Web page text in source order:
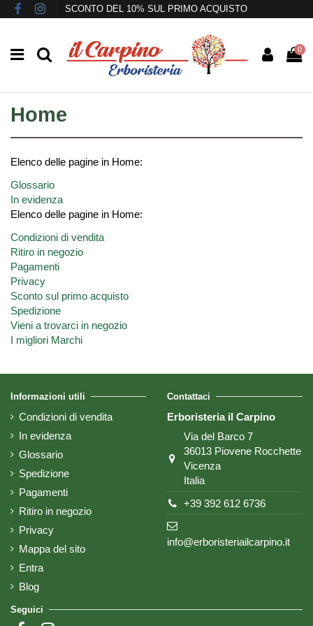
SCONTO DEL 10% SUL PRIMO ACQUISTO
0
Home
Elenco delle pagine in Home:
Glossario
In evidenza
Elenco delle pagine in Home:
Condizioni di vendita
Ritiro in negozio
Pagamenti
Privacy
Sconto sul primo acquisto
Spedizione
Vieni a trovarci in negozio
I migliori Marchi
Informazioni utili
Condizioni di vendita
In evidenza
Glossario
Spedizione
Pagamenti
Ritiro in negozio
Privacy
Mappa del sito
Entra
Blog
Contattaci
Erboristeria il Carpino
Via del Barco 7
36013 Piovene Rocchette
Vicenza
Italia
+39 392 612 6736
info@erboristeriailcarpino.it
Seguici